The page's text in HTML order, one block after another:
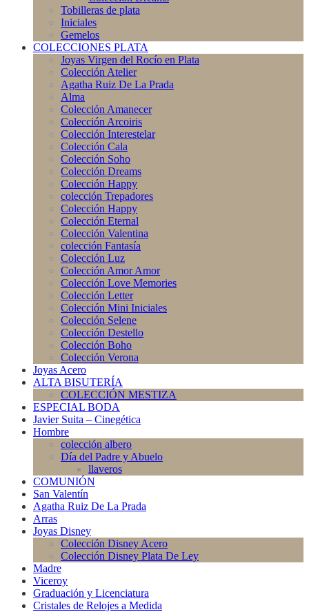
Tobilleras de plata
Iniciales
Gemelos
COLECCIONES PLATA
Joyas Virgen del Rocío en Plata
Colección Atelier
Agatha Ruiz De La Prada
Alma
Colección Amanecer
Colección Arcoiris
Colección Interestelar
Colección Cala
Colección Soho
Colección Dreams
Colección Happy
colección Trepadores
Colección Happy
Colección Eternal
Colección Valentina
colección Fantasía
Colección Luz
Colección Amor Amor
Colección Love Memories
Colección Letter
Colección Mini Iniciales
Colección Selene
Colección Destello
Colección Boho
Colección Verona
Joyas Acero
ALTA BISUTERÍA
COLECCIÓN MESTIZA
ESPECIAL BODA
Javier Suita – Cinegética
Hombre
colección albero
Día del Padre y Abuelo
llaveros
COMUNIÓN
San Valentín
Agatha Ruiz De La Prada
Arras
Joyas Disney
Colección Disney Acero
Colección Disney Plata De Ley
Madre
Viceroy
Graduación y Licenciatura
Cristales de Relojes a Medida